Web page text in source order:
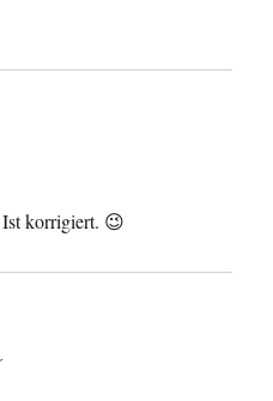
korrigiert. 😉